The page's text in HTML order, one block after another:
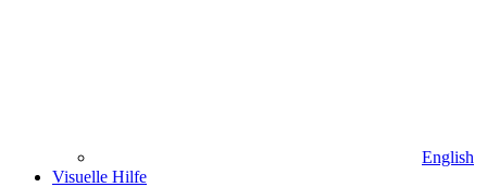
English
Visuelle Hilfe